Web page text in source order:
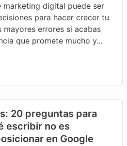
marketing digital puede ser
para hacer crecer tu
mayores errores si acabas
que promete mucho y...
20 preguntas para
escribir no es
en Google